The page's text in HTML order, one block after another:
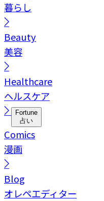
暮らし
Beauty
美容
Healthcare
ヘルスケア
Fortune
占い
Comics
漫画
Blog
オレペエディター